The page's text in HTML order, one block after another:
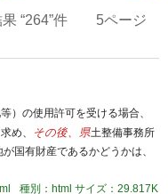
“264”件
5ページ
）の使用許可を受ける場合、
め、
その後、県土整備事務所
国有財産であるかどうかは、
種別：html サイズ：29.817K